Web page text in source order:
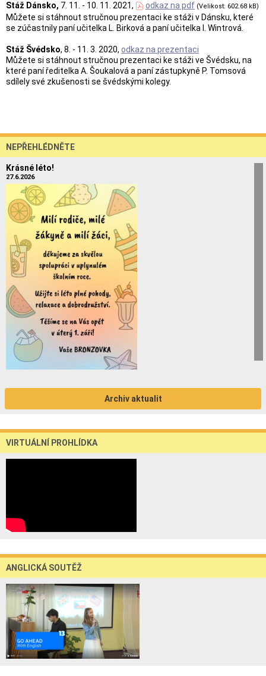
Stáž Dánsko, 7. 11. - 10. 11. 2021, odkaz na pdf (Velikost: 602.68 kB)
Můžete si stáhnout stručnou prezentaci ke stáži v Dánsku, které
se zúčastnily paní učitelka L. Birková a paní učitelka I. Wintrová.
Stáž Švédsko, 8. - 11. 3. 2020, odkaz na prezentaci
Můžete si stáhnout stručnou prezentaci ke stáži ve Švédsku, na
které paní ředitelka A. Šoukalová a paní zástupkyně P. Tomsová
sdílely své zkušenosti se švédskými kolegy.
NEPŘEHLÉDNĚTE
Krásné léto!
27.6.2026
Archiv aktualit
VIRTUÁLNÍ PROHLÍDKA
ANGLICKÁ SOUTĚŽ